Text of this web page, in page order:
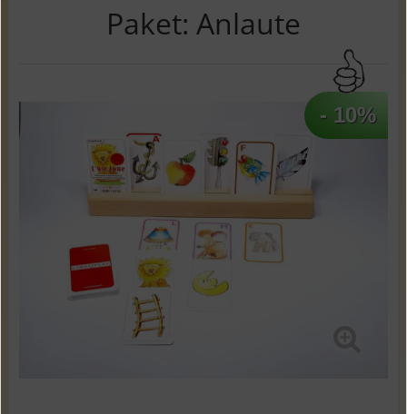
Paket: Anlaute
- 10%